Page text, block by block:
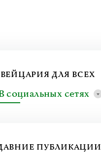
ПУБЛИКАЦИИ
ДЛЯ ВСЕХ
социальных сетях